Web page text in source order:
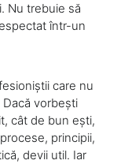
Nu trebuie să
într-un
care nu
vorbești
cât de bun ești,
principii,
devii util. Iar